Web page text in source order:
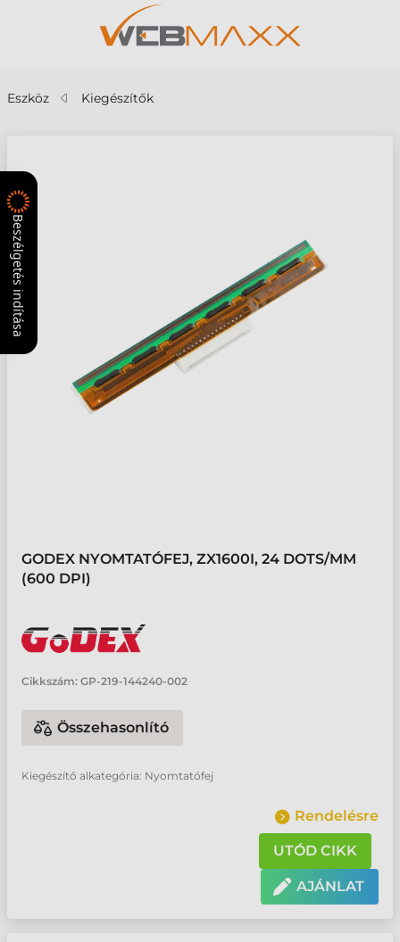
Eszköz Kiegészítők
GODEX NYOMTATÓFEJ, ZX1600I, 24 DOTS/MM
(600 DPI)
Cikkszám: GP-219-144240-002
Összehasonlító
Kiegészítő alkategória: Nyomtatófej
Rendelésre
UTÓD CIKK
AJÁNLAT
Beszélgetés indítása